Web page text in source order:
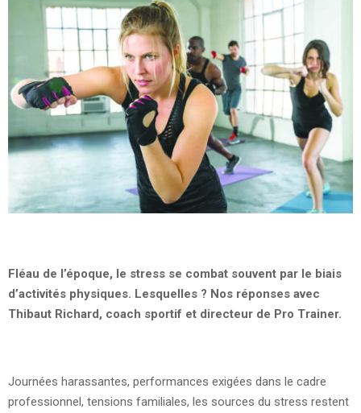
Fléau de l’époque, le stress se combat souvent par le biais
d’activités physiques. Lesquelles ? Nos réponses avec
Thibaut Richard, coach sportif et directeur de Pro Trainer.
Journées harassantes, performances exigées dans le cadre
professionnel, tensions familiales, les sources du stress restent